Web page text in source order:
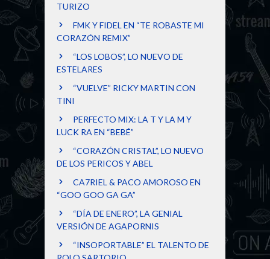
TURIZO
FMK Y FIDEL EN “TE ROBASTE MI
CORAZÓN REMIX”
“LOS LOBOS”, LO NUEVO DE
ESTELARES
“VUELVE” RICKY MARTIN CON
TINI
PERFECTO MIX: LA T Y LA M Y
LUCK RA EN “BEBÉ”
“CORAZÓN CRISTAL”, LO NUEVO
DE LOS PERICOS Y ABEL
CA7RIEL & PACO AMOROSO EN
“GOO GOO GA GA”
“DÍA DE ENERO”, LA GENIAL
VERSIÓN DE AGAPORNIS
“INSOPORTABLE” EL TALENTO DE